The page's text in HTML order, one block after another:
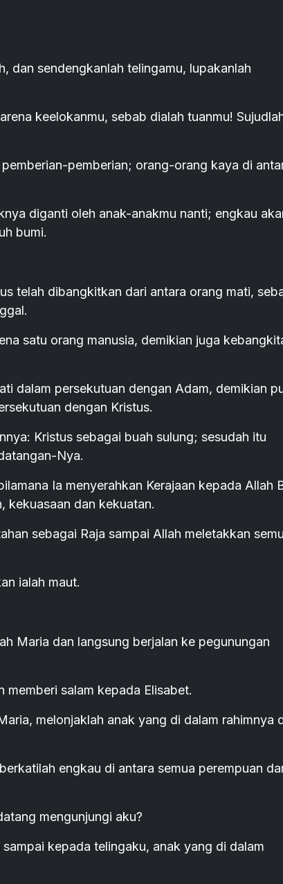
dan sendengkanlah telingamu, lupakanlah
keelokanmu, sebab dialah tuanmu!
pemberian; orang-orang kaya di
diganti oleh anak-anakmu nanti; engkau
bumi.
telah dibangkitkan dari antara orang mati,
satu orang manusia, demikian juga
dalam persekutuan dengan Adam, demikian
dengan Kristus.
Kristus sebagai buah sulung; sesudah itu
Nya.
Ia menyerahkan Kerajaan kepada Allah
kekuasaan dan kekuatan.
sebagai Raja sampai Allah meletakkan
ialah maut.
Maria dan langsung berjalan ke pegunungan
memberi salam kepada Elisabet.
melonjaklah anak yang di dalam rahimnya
engkau di antara semua perempuan
mengunjungi aku?
kepada telingaku, anak yang di dalam